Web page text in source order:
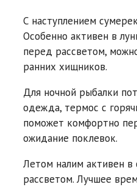
С наступлением
Особенно активен в
перед рассветом,
ранних хищников.
Для ночной рыбалки
одежда, термос с
поможет комфортно
ожидание поклевок.
Летом налим активен
рассветом. Лучшее